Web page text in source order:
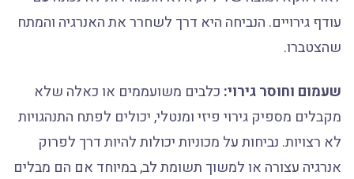
עודף גירויים. הנביחה היא דרך לשחרר את האנרגיה והמתח
שהצטברו.
שעמום וחוסר גירוי:כלבים משועממים או כאלה שלא
מקבלים מספיק גירוי פיזי ומנטלי, יכולים לפתח התנהגויות
לא רצויות. נביחות על מכוניות יכולות להיות דרך לפרוק
אנרגיה עצורה או למשוך תשומת לב, במיוחד אם הם מבלים